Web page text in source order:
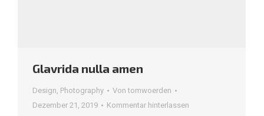
Glavrida nulla amen
Design, Photography Vontomwoerden
Dezember 21, 2019
Kommentar hinterlassen